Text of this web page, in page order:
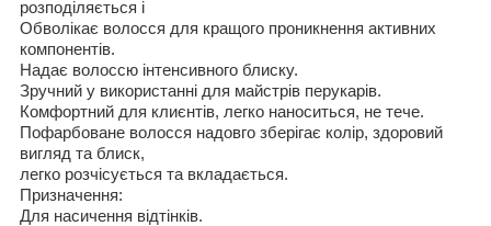
розподіляється і
Обволікає волосся для кращого проникнення активних
компонентів.
Надає волоссю інтенсивного блиску.
Зручний у використанні для майстрів перукарів.
Комфортний для клиєнтів, легко наноситься, не тече.
Пофарбоване волосся надовго зберігає колір, здоровий
вигляд та блиск,
легко розчісується та вкладається.
Призначення:
Для насичення відтінків.